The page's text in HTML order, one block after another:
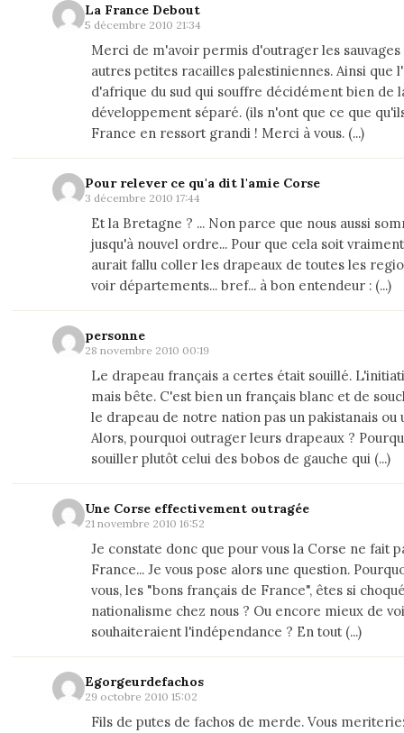
La France Debout
5 décembre 2010 21:34
Merci de m'avoir permis d'outrager les sauvages
autres petites racailles palestiniennes. Ainsi que
d'afrique du sud qui souffre décidément bien de
développement séparé. (ils n'ont que ce que
France en ressort grandi ! Merci à vous. (...)
Pour relever ce qu'a dit l'amie Corse
3 décembre 2010 17:44
Et la Bretagne ? ... Non parce que nous aussi
jusqu'à nouvel ordre... Pour que cela soit
aurait fallu coller les drapeaux de toutes les
voir départements... bref... à bon entendeur : (...)
personne
28 novembre 2010 00:19
Le drapeau français a certes était souillé.
mais bête. C'est bien un français blanc et de
le drapeau de notre nation pas un pakistanais ou
Alors, pourquoi outrager leurs drapeaux ?
souiller plutôt celui des bobos de gauche qui (...)
Une Corse effectivement outragée
21 novembre 2010 16:52
Je constate donc que pour vous la Corse ne fait
France... Je vous pose alors une question.
vous, les "bons français de France", êtes si
nationalisme chez nous ? Ou encore mieux de
souhaiteraient l'indépendance ? En tout (...)
Egorgeurdefachos
29 octobre 2010 15:02
Fils de putes de fachos de merde. Vous